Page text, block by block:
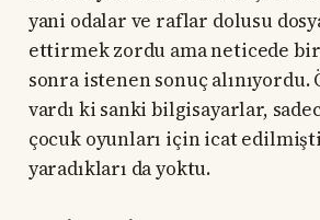
yani odalar ve raflar dolusu
ettirmek zordu ama neticede
sonra istenen sonuç alınıyordu.
vardı ki sanki bilgisayarlar,
çocuk oyunları için icat
yaradıkları da yoktu.